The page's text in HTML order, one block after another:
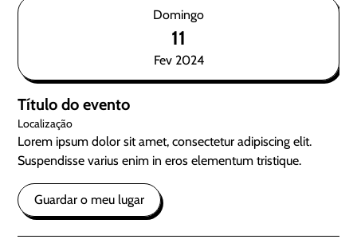
Domingo
11
Fev 2024
Título do evento
Localização
Lorem ipsum dolor sit amet, consectetur adipiscing elit.
Suspendisse varius enim in eros elementum tristique.
Guardar o meu lugar